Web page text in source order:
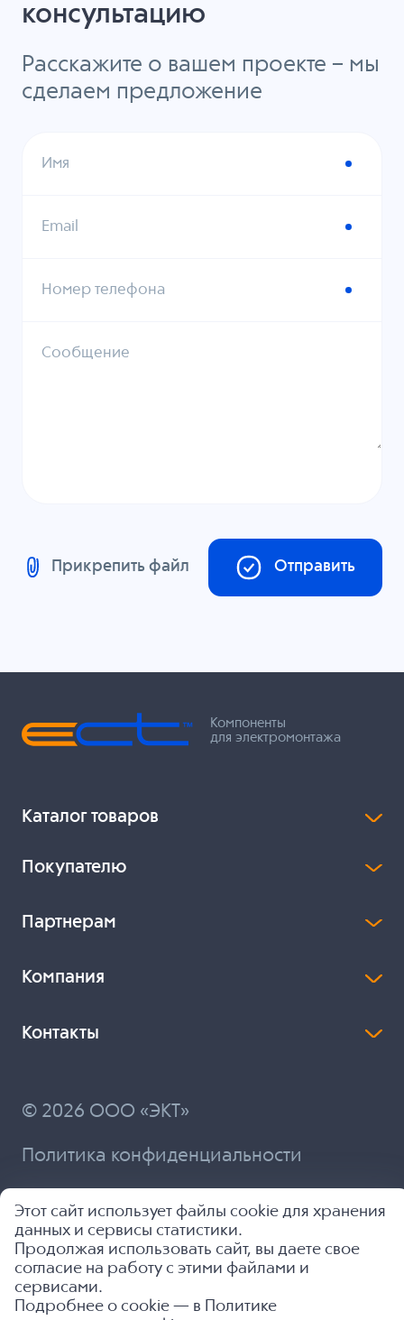
консультацию
Расскажите о вашем проекте – мы
сделаем предложение
Имя
Email
Номер телефона
Сообщение
Прикрепить файл Отправить
Компоненты
для электромонтажа
Каталог товаров
Покупателю
Партнерам
Компания
Контакты
© 2026 ООО «ЭКТ»
Политика конфиденциальности
Разработка и продвижение
Этот сайт использует файлы cookie для хранения
данных и сервисы статистики.
Продолжая использовать сайт, вы даете свое
согласие на работу с этими файлами и
сервисами.
Подробнее о cookie — в
Политике